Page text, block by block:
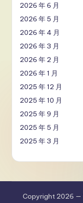
2026 年 6 月
2026 年 5 月
2026 年 4 月
2026 年 3 月
2026 年 2 月
2026 年 1 月
2025 年 12 月
2025 年 10 月
2025 年 9 月
2025 年 5 月
2025 年 3 月
Copyright 2026 —